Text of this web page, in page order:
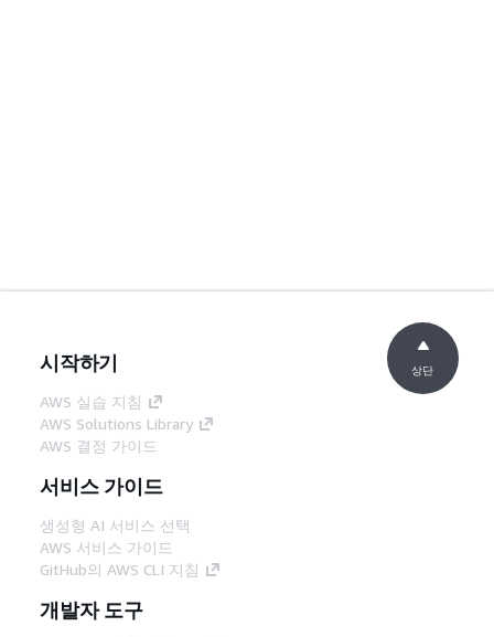
시작하기
AWS 실습 지침
AWS Solutions Library
AWS 결정 가이드
서비스 가이드
생성형 AI 서비스 선택
AWS 서비스 가이드
GitHub의 AWS CLI 지침
개발자 도구
상단